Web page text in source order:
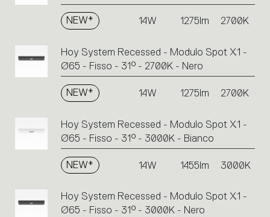
NEW* 14W 1275lm 2700K
Hoy System Recessed - Modulo Spot X1 -
Ø65 - Fisso - 31° - 2700K - Nero
NEW* 14W 1275lm 2700K
Hoy System Recessed - Modulo Spot X1 -
Ø65 - Fisso - 31° - 3000K - Bianco
NEW* 14W 1455lm 3000K
Hoy System Recessed - Modulo Spot X1 -
Ø65 - Fisso - 31° - 3000K - Nero